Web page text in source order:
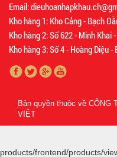
Email:
Kho hàng 1: Kho Cảng - Bạch
Kho hàng 2: Số 622 - Minh Khai
Kho hàng 3: Số 4 - Hoàng Diệu
Bản quyền thuộc về CÔNG
VIỆT
products/frontend/products/